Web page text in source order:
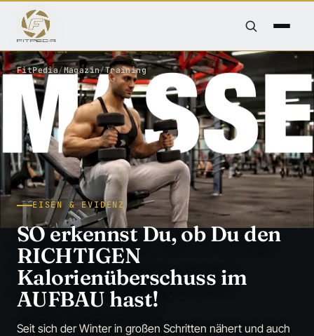
FitPedia/Magazin/Training
EISEN & EVIDENZ
SO erkennst Du, ob Du den
RICHTIGEN
Kalorienüberschuss im
AUFBAU hast!
Seit sich der Winter in großen Schritten nähert und auch